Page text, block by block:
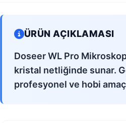
ÜRÜN AÇIKLAMASI
Doseer WL Pro
kristal netliğinde sunar.
profesyonel ve hobi